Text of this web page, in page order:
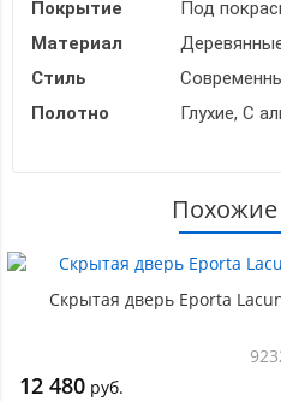
Покрытие
Под
Материал
Стиль
Полотно
Глухие, С
Скрытая дверь Eporta
12 480 руб.